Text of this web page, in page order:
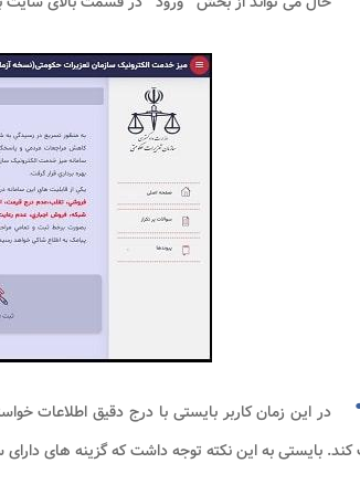
در این زمان کاربر بایستی با درج دقیق اطلاعات
کند. بایستی به این نکته توجه داشت که گزینه های